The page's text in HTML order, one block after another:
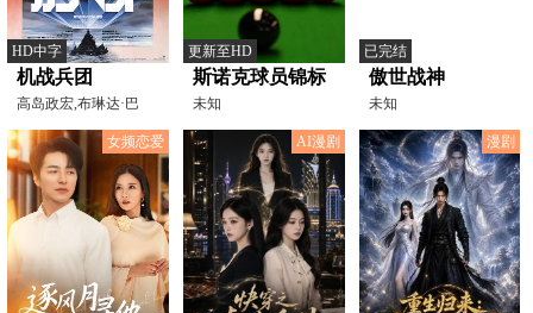
HD中字
机战兵团
高岛政宏,布琳达·巴
克,James,Brewster,Tho
更新至HD
斯诺克球员锦标
赛：马克·威廉姆
斯VS巴里·霍金
斯
未知
已完结
傲世战神
未知
女频恋爱 AI漫剧 漫剧